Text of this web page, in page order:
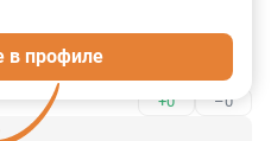
коса лохмаче.
+0 –0
в профиле